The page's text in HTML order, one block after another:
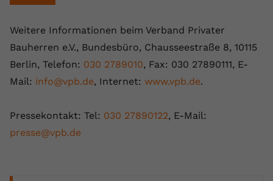
Weitere Informationen beim Verband Privater
Bauherren e.V., Bundesbüro, Chausseestraße 8, 10115
Berlin, Telefon: 030 2789010, Fax: 030 27890111, E-
Mail: info@vpb.de, Internet: www.vpb.de.
Pressekontakt: Tel: 030 27890122, E-Mail:
presse@vpb.de